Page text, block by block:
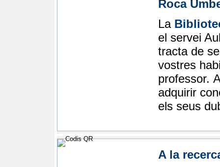
Roca
La
el servei
tracta de
vostres
professor.
adquirir
els seus
A la